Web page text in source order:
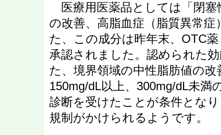
医療用医薬品としては「閉塞
の改善、高脂血症（脂質異常
た、この成分は昨年末、OTC
承認されました。認められた
た、境界領域の中性脂肪値の
150mg/dL以上、300mg/dL未満
診断を受けたことが条件とな
規制がかけられるようです。